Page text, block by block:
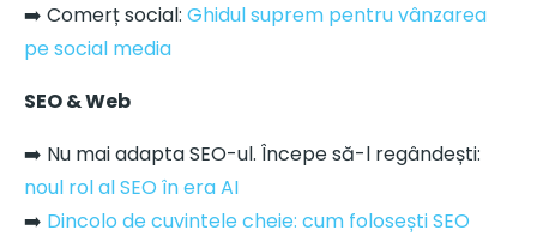
➡️ Comerț social: Ghidul suprem pentru vânzarea
pe social media
SEO & Web
➡️ Nu mai adapta SEO-ul. Începe să-l regândești:
noul rol al SEO în era AI
➡️ Dincolo de cuvintele cheie: cum folosești SEO